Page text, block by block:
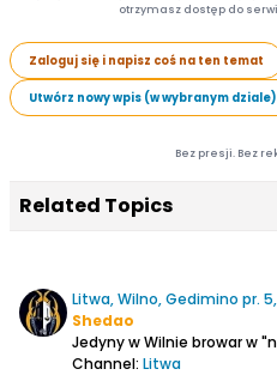
otrzymasz dostęp do
Zaloguj się i napisz coś na ten temat
Utwórz nowy wpis (w wybranym dziale)
Bez presji. Bez
Related Topics
Litwa, Wilno, Gedimino pr.
Shedao
Channel: Litwa